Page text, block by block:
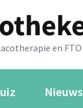
en FTO
Nieuws